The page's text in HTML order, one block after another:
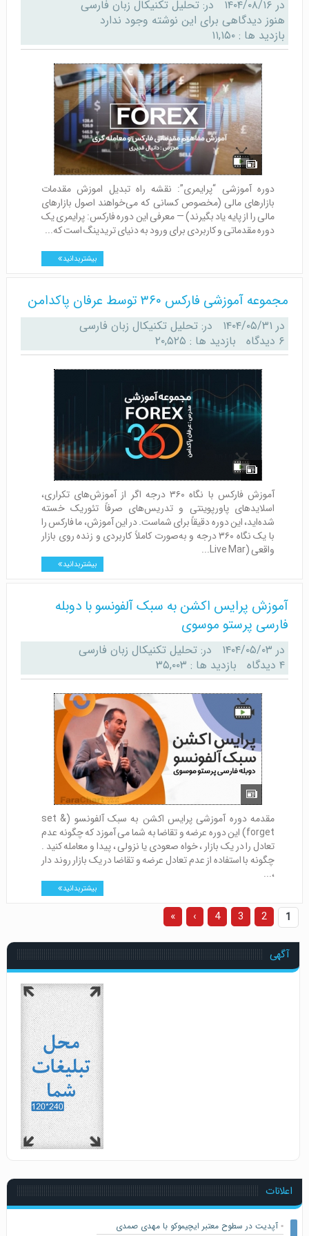
در ۱۴۰۴/۰۸/۱۶ در: تحلیل تکنیکال زبان فارسی
هنوز دیدگاهی برای این نوشته وجود ندارد
بازدید ها : ۱۱,۱۵۰
‏دوره آموزشی “پرایمری”: نقشه راه تبدیل اموزش مقدمات
بازارهای مالی ‏(مخصوص کسانی که می‌خواهند اصول بازارهای
مالی را از پایه یاد بگیرند) — معرفی این دوره فارکس: پرایمری یک
دوره مقدماتی و کاربردی برای ورود به دنیای تریدینگ است که...
بیشتر بدانید
مجموعه آموزشی فارکس ۳۶۰ توسط عرفان پاکدامن
در ۱۴۰۴/۰۵/۳۱ در: تحلیل تکنیکال زبان فارسی
۶ دیدگاه
بازدید ها : ۲۰,۵۲۵
آموزش فارکس با نگاه ۳۶۰ درجه اگر از آموزش‌های تکراری،
اسلایدهای پاورپوینتی و تدریس‌های صرفاً تئوریک خسته
شده‌اید، این دوره دقیقاً برای شماست. در این آموزش، ما فارکس را
با یک نگاه ۳۶۰ درجه و به‌صورت کاملاً کاربردی و زنده روی بازار
واقعی (Live Mar...
بیشتر بدانید
آموزش پرایس اکشن به سبک آلفونسو با دوبله
فارسی پرستو موسوی
در ۱۴۰۴/۰۵/۰۳ در: تحلیل تکنیکال زبان فارسی
۴ دیدگاه
بازدید ها : ۳۵,۰۰۳
مقدمه دوره آموزشی پرایس اکشن به سبک آلفونسو (set &
forget) این دوره عرضه و تقاضا به شما می آموزد که چگونه عدم
تعادل را در یک بازار ، خواه صعودی یا نزولی ، پیدا و معامله کنید .
چگونه با استفاده از عدم تعادل عرضه و تقاضا در یک بازار روند دار
،...
بیشتر بدانید
1
2
3
4
›
»
آگهی
اعلانات
▪️ آپدیت در سطوح معتبر ایچیموکو با مهدی صمدی